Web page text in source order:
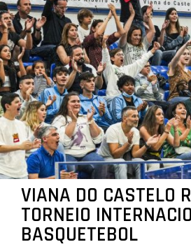
VIANA DO CASTELO
TORNEIO
BASQUETEBOL